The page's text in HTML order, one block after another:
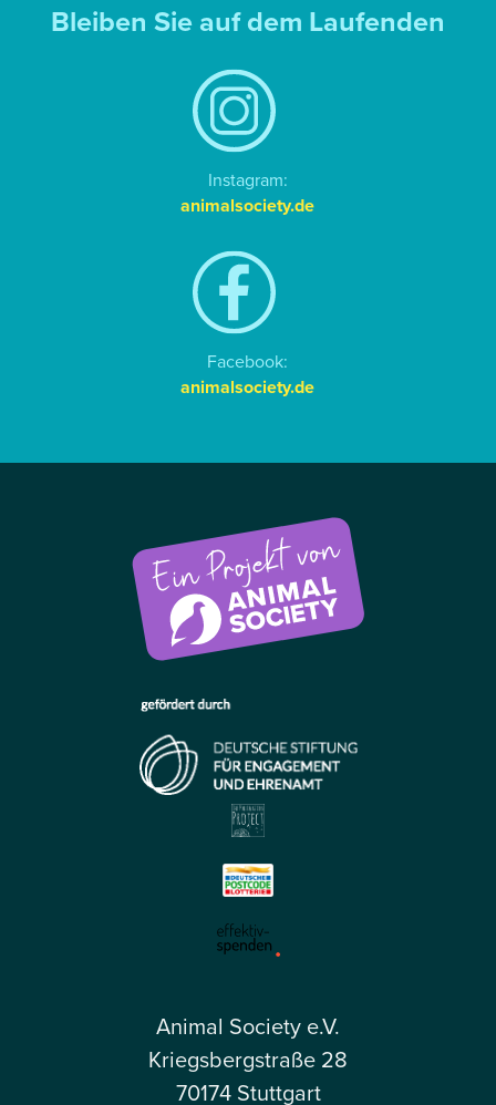
Bleiben Sie auf dem Laufenden
Instagram:
animalsociety.de
Facebook:
animalsociety.de
Animal Society e.V.
Kriegsbergstraße 28
70174 Stuttgart